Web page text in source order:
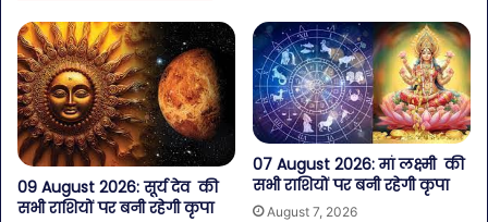
09 August 2026: सूर्य देव की
सभी राशियों पर बनी रहेगी कृपा
07 August 2026: मां लक्ष्मी की
सभी राशियों पर बनी रहेगी कृपा
August 7, 2026